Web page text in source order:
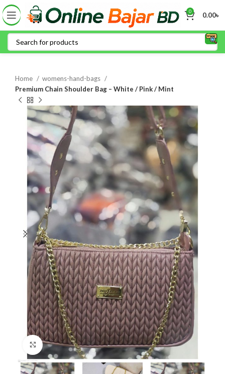
0 0.00৳
Home
womens-hand-bags
Premium Chain Shoulder Bag – White / Pink / Mint
Click to enlarge